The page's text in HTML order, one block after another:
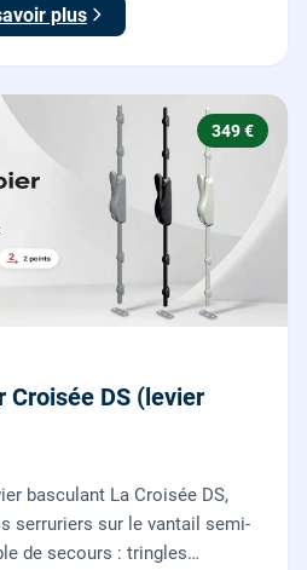
plus
349 €
Croisée DS (levier
basculant La Croisée DS,
serruriers sur le vantail semi-
de secours : tringles